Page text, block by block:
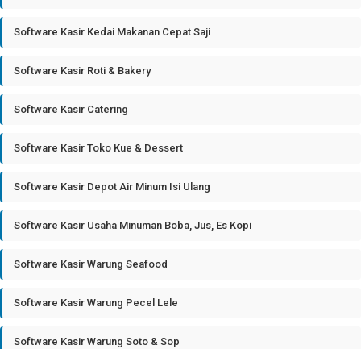
Software Kasir Kedai Makanan Cepat Saji
Software Kasir Roti & Bakery
Software Kasir Catering
Software Kasir Toko Kue & Dessert
Software Kasir Depot Air Minum Isi Ulang
Software Kasir Usaha Minuman Boba, Jus, Es Kopi
Software Kasir Warung Seafood
Software Kasir Warung Pecel Lele
Software Kasir Warung Soto & Sop